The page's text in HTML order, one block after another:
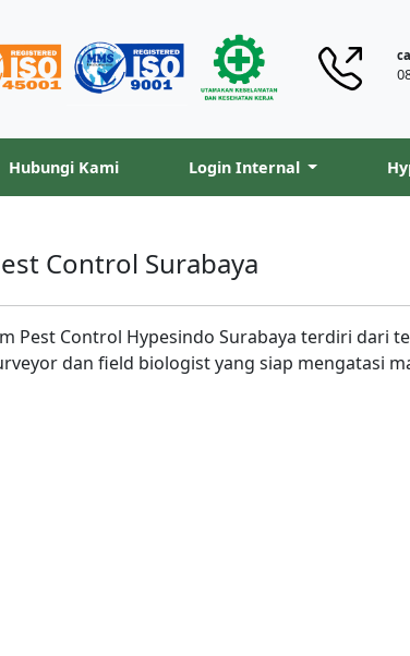
Hubungi Kami Login Internal
Control Surabaya
Pest Control Hypesindo Surabaya terdiri dari
dan field biologist yang siap mengatasi